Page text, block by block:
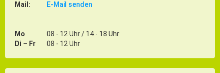
Mail:
E-Mail senden
Mo
08 - 12 Uhr / 14 - 18 Uhr
Di – Fr
08 - 12 Uhr